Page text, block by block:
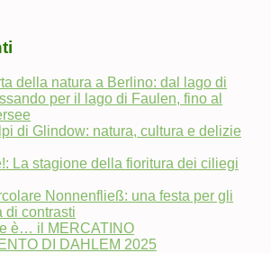
della natura a Berlino: dal lago di
per il lago di Faulen, fino al
di Glindow: natura, cultura e delizie
La stagione della fioritura dei ciliegi
Nonnenfließ: una festa per gli
di contrasti
è… il MERCATINO
DI DAHLEM 2025